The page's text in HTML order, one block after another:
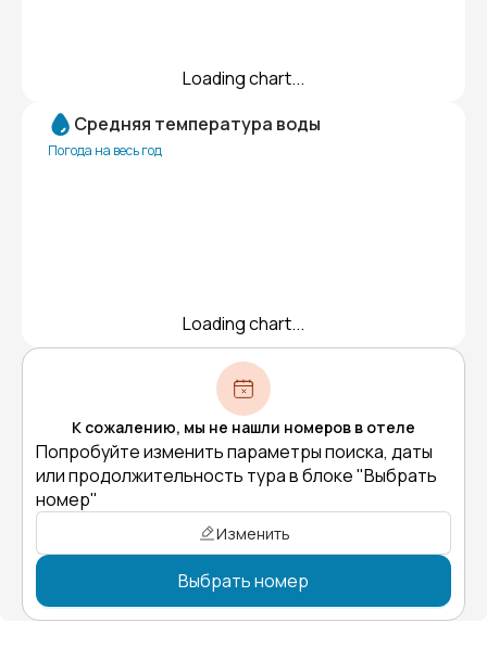
Loading chart...
Средняя температура воды
Погода на весь год
Loading chart...
К сожалению, мы не нашли номеров в отеле
Попробуйте изменить параметры поиска, даты
или продолжительность тура в блоке "Выбрать
номер"
Изменить
Выбрать номер